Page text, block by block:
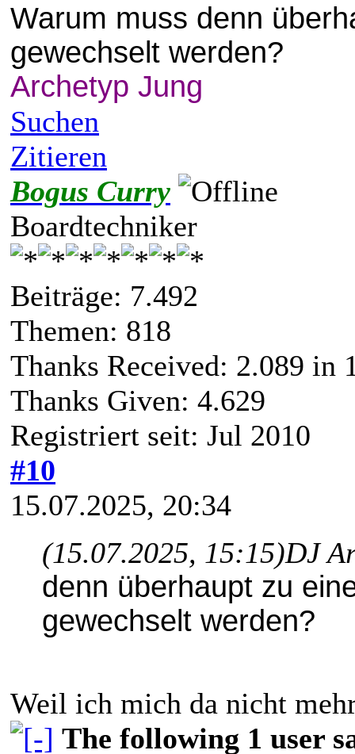
Warum muss denn
gewechselt werden?
Archetyp Jung
Suchen
Zitieren
Bogus Curry
Boardtechniker
Beiträge: 7.492
Themen: 818
Thanks Received: 2.089 in
Thanks Given: 4.629
Registriert seit: Jul 2010
#10
15.07.2025, 20:34
(15.07.2025, 15:15)DJ
denn überhaupt zu
gewechselt werden?
Weil ich mich da nicht
The following 1 user